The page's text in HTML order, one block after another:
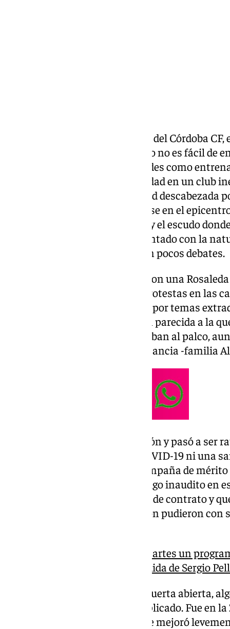
Ya lo dijo Iván Ania, entrenador del Córdoba
«Pellicer es un tipo normal, y eso no es fácil de
Más allá de sus defectos y virtudes como
visto obligado a poner la serenidad en un club
diversas costuras de una entidad descabezada
frenar esas miradas y convertirse en el
haya sido su cruz para algunos y el escudo
cierto es que siempre lo ha afrontado con la
ayudar a los suyos. Y ahí existen pocos debates.
Entró como interino en 2020. Con una
diferente al actual: vacía, con protestas en las
anterior entrenador -despedido por temas
curiosamente, en una situación parecida a la
entonces, los reproches apuntaban al palco,
encontraba a kilómetros de distancia -familia
Consiguió reconducir la situación y pasó a ser
entrenador del Málaga. Ni el COVID-19 ni una
de Nules. Volvió a hacer una campaña de
entonces, decidió marcharse. Algo inaudito en
tenía sobre la mesa una mejora de contrato y
unas campañas donde la presión pudieron con
101TV Málaga emite este martes un
Malaguista’ sobre la despedida de Sergio
En su marcha siempre dejó la puerta abierta,
entidad en otro momento complicado. Fue en
sumergido en descenso. Aunque mejoró